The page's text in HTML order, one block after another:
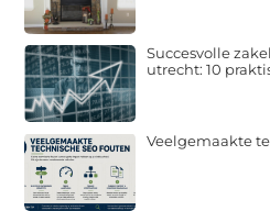
Succesvolle
utrecht: 10
Veelgemaakte